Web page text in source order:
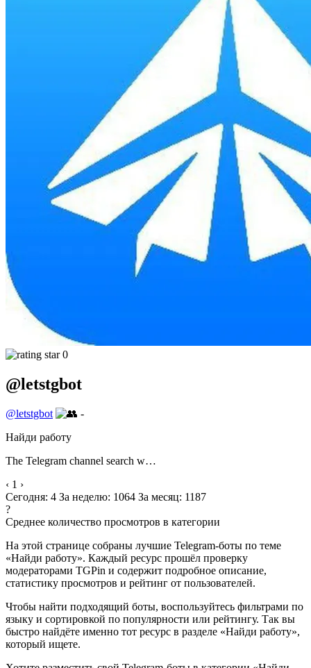
0
@letstgbot
@letstgbot
-
Найди работу
The Telegram channel search w…
‹ 1 ›
Сегодня: 4 За неделю: 1064 За месяц: 1187
?
Среднее количество просмотров в категории
На этой странице собраны лучшие Telegram-боты по теме
«Найди работу». Каждый ресурс прошёл проверку
модераторами TGPin и содержит подробное описание,
статистику просмотров и рейтинг от пользователей.
Чтобы найти подходящий боты, воспользуйтесь фильтрами по
языку и сортировкой по популярности или рейтингу. Так вы
быстро найдёте именно тот ресурс в разделе «Найди работу»,
который ищете.